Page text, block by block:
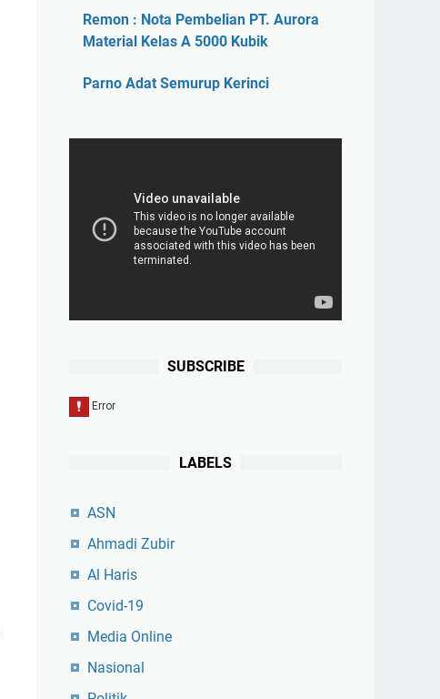
Remon : Nota Pembelian PT. Aurora
Material Kelas A 5000 Kubik
Parno Adat Semurup Kerinci
SUBSCRIBE
LABELS
ASN
Ahmadi Zubir
Al Haris
Covid-19
Media Online
Nasional